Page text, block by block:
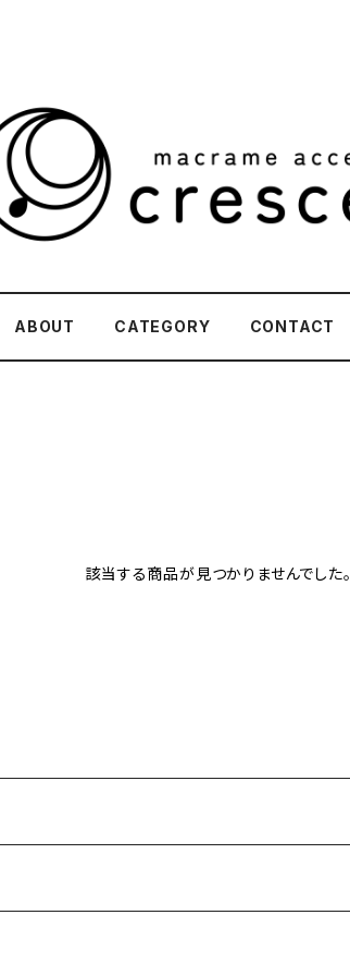
ABOUT CATEGORY CONTACT
該当する商品が見つかりませんでした。